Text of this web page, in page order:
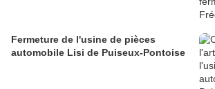
Fermeture de l'usine de pièces
automobile Lisi de Puiseux-Pontoise